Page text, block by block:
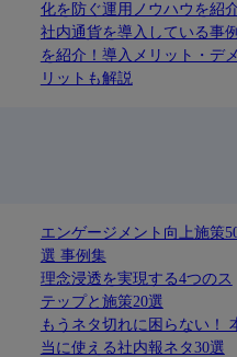
化を防ぐ運用ノウハウを紹
社内通貨を導入している事
を紹介！導入メリット・デ
リットも解説
エンゲージメント向上施策
選 事例集
理念浸透を実現する4つのス
テップと施策20選
もうネタ切れに困らない！
当に使える社内報ネタ30選